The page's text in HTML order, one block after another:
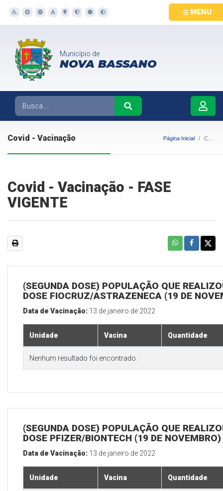
MENU
Município de
NOVA BASSANO
Covid - Vacinação Página Inicial Covid - Vacinação
Covid - Vacinação - FASE
VIGENTE
(SEGUNDA DOSE) POPULAÇÃO QUE
DOSE FIOCRUZ/ASTRAZENECA (19 DE
Data de Vacinação: 13 de janeiro de 2022
Unidade Vacina Quantidade
Nenhum resultado foi encontrado.
(SEGUNDA DOSE) POPULAÇÃO QUE
DOSE PFIZER/BIONTECH (19 DE NOVEMBRO)
Data de Vacinação: 13 de janeiro de 2022
Unidade Vacina Quantidade